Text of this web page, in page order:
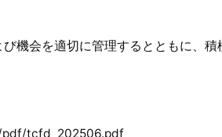
機会を適切に管理するとともに、
tcfd_202506.pdf